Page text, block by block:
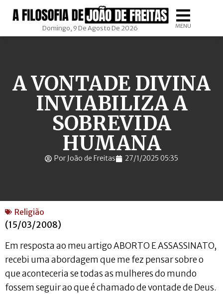
Domingo, 9 De Agosto De 2026 MENU
A VONTADE DIVINA
INVIABILIZA A
SOBREVIDA
HUMANA
Por João de Freitas 27/1/2025 05:35
Religião
(15/03/2008)
Em resposta ao meu artigo ABORTO E ASSASSINATO,
recebi uma abordagem que me fez pensar sobre o
que aconteceria se todas as mulheres do mundo
fossem seguir ao que é chamado de vontade de Deus.